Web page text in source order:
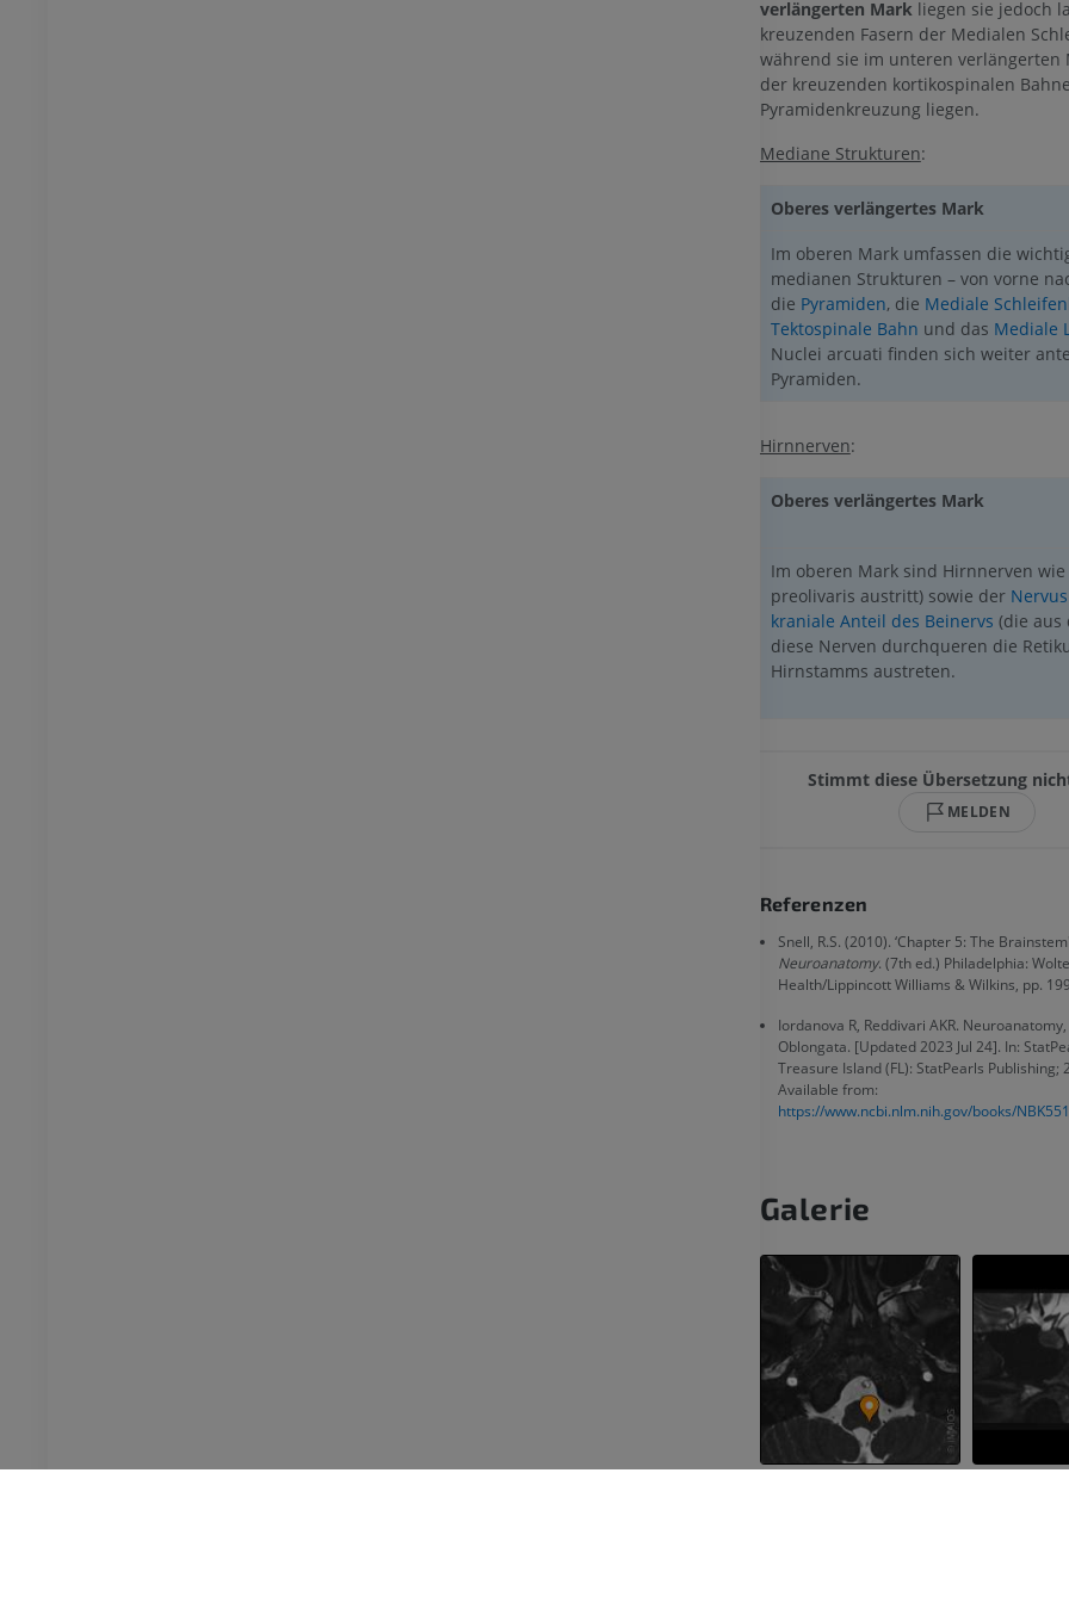
verlängerten Markliegen sie jedoch
kreuzenden Fasern der Medialen
während sie im unteren verlängerten
der kreuzenden kortikospinalen
Pyramidenkreuzung liegen.
Mediane Strukturen:
Oberes verlängertes Mark
Im oberen Mark umfassen die
medianen Strukturen – von vorne
die Pyramiden, die Mediale
Tektospinale Bahn und das Mediale
Nuclei arcuati finden sich weiter
Pyramiden.
Hirnnerven:
Oberes verlängertes Mark
Im oberen Mark sind Hirnnerven
preolivaris austritt) sowie der
kraniale Anteil des Beinervs (die aus
diese Nerven durchqueren die
Hirnstamms austreten.
Stimmt diese Übersetzung
MELDEN
Referenzen
Snell, R.S. (2010). ‘Chapter 5: The
Neuroanatomy. (7th ed.) Philadelphia:
Health/Lippincott Williams & Wilkins, pp.
Iordanova R, Reddivari AKR.
Oblongata. [Updated 2023 Jul 24]. In:
Treasure Island (FL): StatPearls Publishing;
Available from:
https://www.ncbi.nlm.nih.gov/books/
Galerie
Angiographie
KOSTENLOS